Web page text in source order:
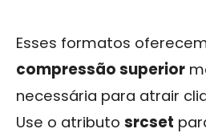
Esses formatos
compressão superior
necessária para atrair
Use o atributo srcset